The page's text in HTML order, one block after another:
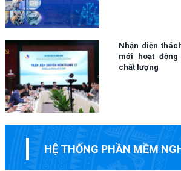
Nhận diện
mới hoạt
chất lượng
HỆ THỐNG PHẦN MỀM